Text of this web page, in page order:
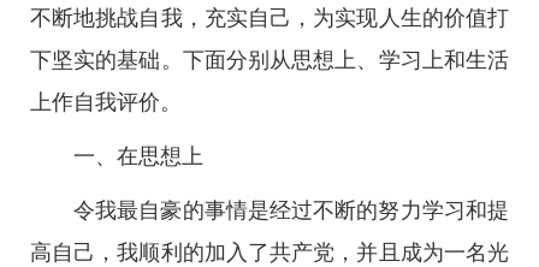
不断地挑战自我，充实自己，为实现人生的价值打
下坚实的基础。下面分别从思想上、学习上和生活
上作自我评价。
一、在思想上
令我最自豪的事情是经过不断的努力学习和提
高自己，我顺利的加入了共产党，并且成为一名光